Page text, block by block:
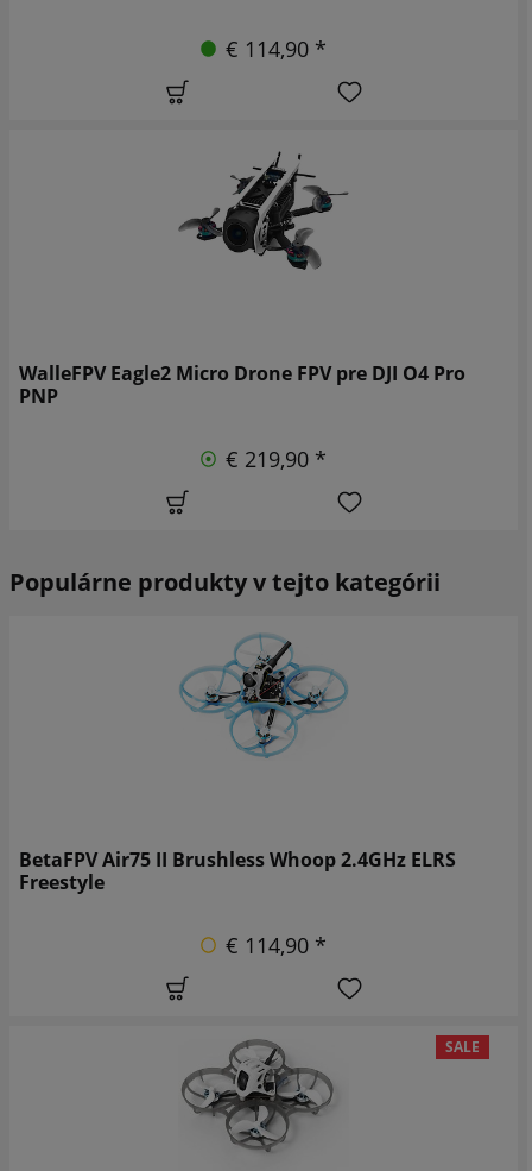
€ 114,90 *
WalleFPV Eagle2 Micro Drone FPV pre DJI O4 Pro
PNP
€ 219,90 *
Populárne produkty v tejto kategórii
BetaFPV Air75 II Brushless Whoop 2.4GHz ELRS
Freestyle
€ 114,90 *
SALE